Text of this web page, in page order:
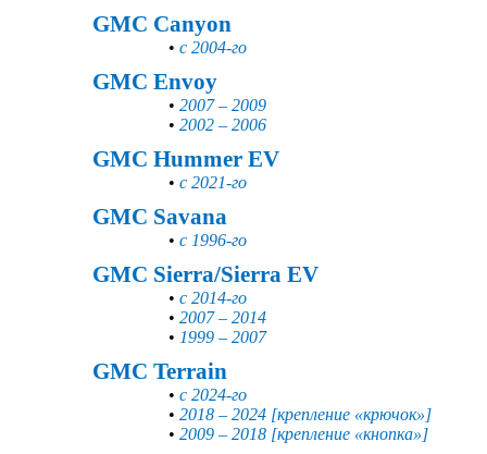
GMC Canyon
• с 2004-го
GMC Envoy
• 2007 – 2009
• 2002 – 2006
GMC Hummer EV
• с 2021-го
GMC Savana
• с 1996-го
GMC Sierra/Sierra EV
• с 2014-го
• 2007 – 2014
• 1999 – 2007
GMC Terrain
• с 2024-го
• 2018 – 2024 [крепление «крючок»]
• 2009 – 2018 [крепление «кнопка»]